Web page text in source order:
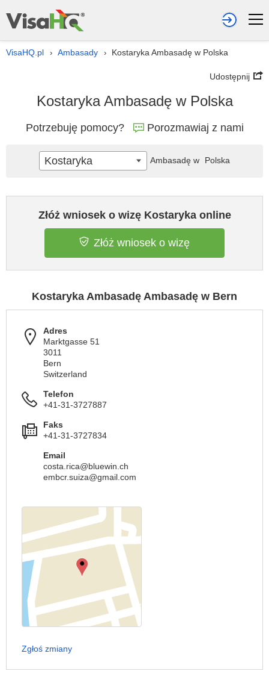
VisaHQ.pl › Ambasady › Kostaryka Ambasadę w Polska
Udostępnij
Kostaryka Ambasadę w Polska
Potrzebuję pomocy? Porozmawiaj z nami
Złóż wniosek o wizę Kostaryka online
Złóż wniosek o wizę
Kostaryka Ambasadę Ambasadę w Bern
Adres
Marktgasse 51
3011
Bern
Switzerland
Telefon
+41-31-3727887
Faks
+41-31-3727834
Email
costa.rica@bluewin.ch
embcr.suiza@gmail.com
Zgłoś zmiany
Kostaryka Ambasadę w Polska